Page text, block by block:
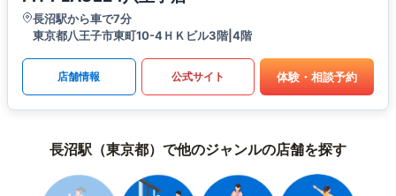
長沼駅から車で7分
東京都八王子市東町10-4ＨＫビル3階|4階
店舗情報 公式サイト 体験・相談予約
長沼駅（東京都）で他のジャンルの店舗を探す